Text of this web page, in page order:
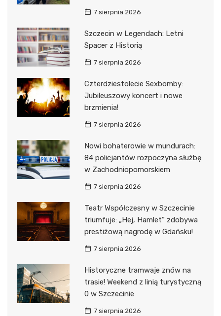
7 sierpnia 2026
Szczecin w Legendach: Letni
Spacer z Historią
7 sierpnia 2026
Czterdziestolecie Sexbomby:
Jubileuszowy koncert i nowe
brzmienia!
7 sierpnia 2026
Nowi bohaterowie w mundurach:
84 policjantów rozpoczyna służbę
w Zachodniopomorskiem
7 sierpnia 2026
Teatr Współczesny w Szczecinie
triumfuje: „Hej, Hamlet” zdobywa
prestiżową nagrodę w Gdańsku!
7 sierpnia 2026
Historyczne tramwaje znów na
trasie! Weekend z linią turystyczną
0 w Szczecinie
7 sierpnia 2026